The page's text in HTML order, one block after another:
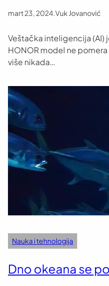
mart 23, 2024.Vuk Jovanović
Veštačka inteligencija (AI)
HONOR model ne
više nikada…
Nauka i tehnologija
Dno okeana se